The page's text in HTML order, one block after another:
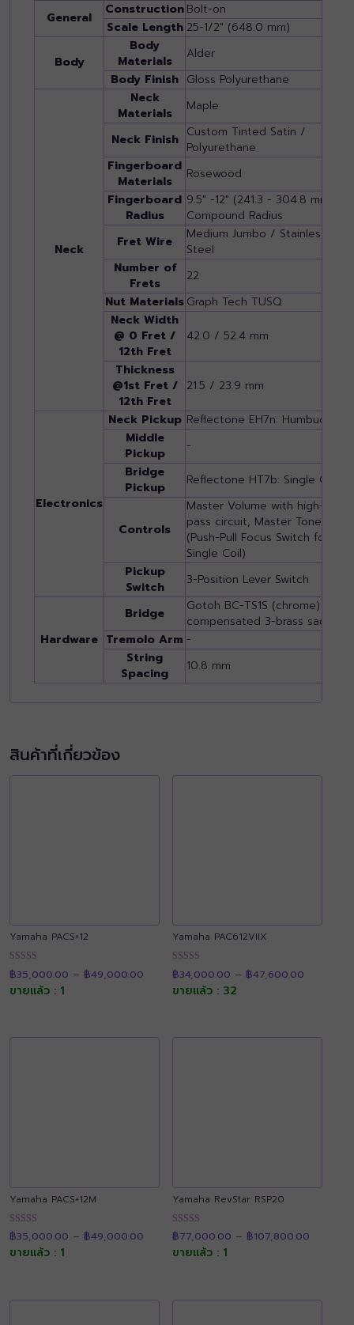
General
ConstructionBolt-on
Scale Length 25-1/2" (648.0 mm)
Body
Body
Materials
Alder
Body Finish Gloss Polyurethane
Neck
Neck
Materials
Maple
Neck Finish Custom Tinted Satin /
Polyurethane
Fingerboard
Materials
Rosewood
Fingerboard
Radius
9.5" -12" (241.3 - 304.8 mm)
Compound Radius
Fret Wire
Medium Jumbo / Stainless
Steel
Number of
Frets
22
Nut MaterialsGraph Tech TUSQ
Neck Width
@ 0 Fret /
12th Fret
42.0 / 52.4 mm
Thickness
@1st Fret /
12th Fret
21.5 / 23.9 mm
Electronics
Neck Pickup Reflectone EH7n: Humbucker
Middle
Pickup
-
Bridge
Pickup
Reflectone HT7b: Single Coil
Controls
Master Volume with high-
pass circuit, Master Tone
(Push-Pull Focus Switch for
Single Coil)
Pickup
Switch
3-Position Lever Switch
Hardware
Bridge
Gotoh BC-TS1S (chrome) w/
compensated 3-brass saddle
Tremolo Arm -
String
Spacing
10.8 mm
สินค้าที่เกี่ยวข้อง
Yamaha PACS+12
ให้คะแนน
4.90
ตั้งแต่ 1-5
฿35,000.00 – ฿49,000.00 range:
฿35,000.00
through
ขายแล้ว : 1
Yamaha PAC612VIIX
ให้คะแนน
4.92
ตั้งแต่ 1-5
฿34,000.00 – ฿47,600.00range:
ขายแล้ว : 32
Yamaha PACS+12M
ให้คะแนน
4.89
ตั้งแต่ 1-5
฿35,000.00 – ฿49,000.00 range:
฿35,000.00
through
ขายแล้ว : 1
Yamaha RevStar RSP20
ให้คะแนน
4.89
ตั้งแต่ 1-5
฿77,000.00 – ฿107,800.00range:
ขายแล้ว : 1